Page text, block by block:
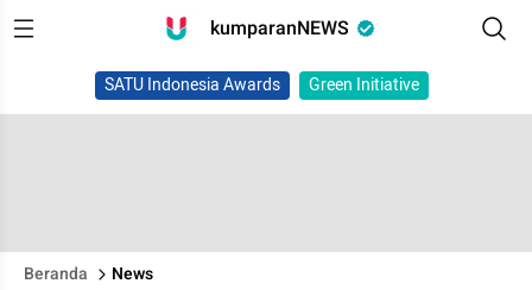
kumparanNEWS
SATU Indonesia Awards Green Initiative
Beranda News